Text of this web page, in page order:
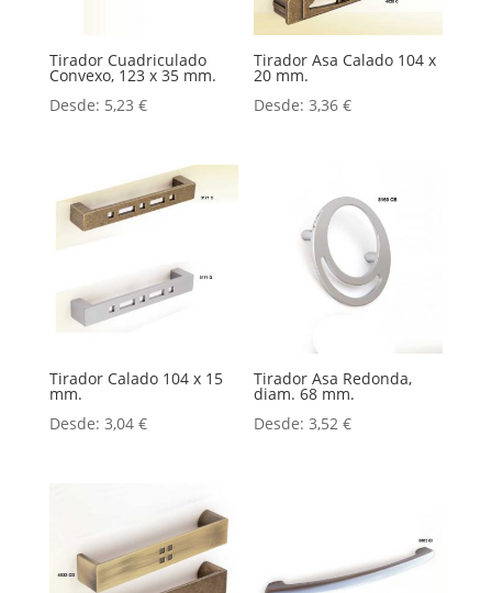
Tirador Cuadriculado
Convexo, 123 x 35 mm.
Desde: 5,23 €
Tirador Asa Calado 104 x
20 mm.
Desde:3,36€
Tirador Calado 104 x 15
mm.
Desde: 3,04 €
Tirador Asa Redonda,
diam. 68 mm.
Desde:3,52€